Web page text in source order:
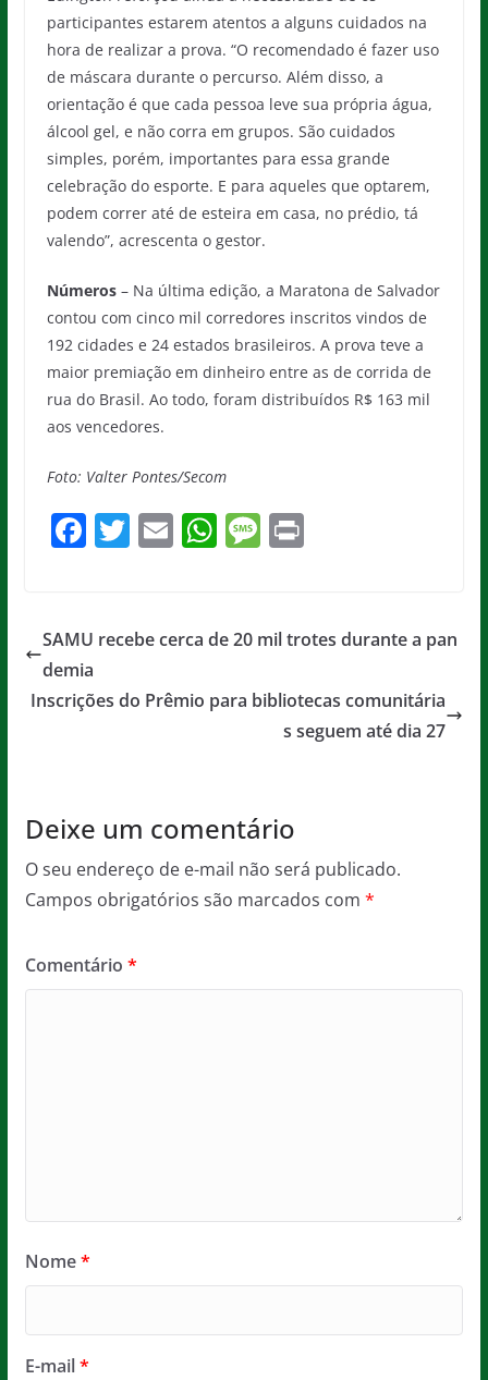
participantes estarem atentos a alguns cuidados na
hora de realizar a prova. “O recomendado é fazer uso
de máscara durante o percurso. Além disso, a
orientação é que cada pessoa leve sua própria água,
álcool gel, e não corra em grupos. São cuidados
simples, porém, importantes para essa grande
celebração do esporte. E para aqueles que optarem,
podem correr até de esteira em casa, no prédio, tá
valendo”, acrescenta o gestor.
Números – Na última edição, a Maratona de Salvador
contou com cinco mil corredores inscritos vindos de
192 cidades e 24 estados brasileiros. A prova teve a
maior premiação em dinheiro entre as de corrida de
rua do Brasil. Ao todo, foram distribuídos R$ 163 mil
aos vencedores.
Foto: Valter Pontes/Secom
F
e
b
o
T
er
E
l
W
s
p
M
a
e
Pr
SAMU recebe cerca de 20 mil trotes durante a pan
demia
Inscrições do Prêmio para bibliotecas comunitária
s seguem até dia 27
Deixe um comentário
O seu endereço de e-mail não será publicado.
Campos obrigatórios são marcados com *
Comentário *
Nome*
E-mail*